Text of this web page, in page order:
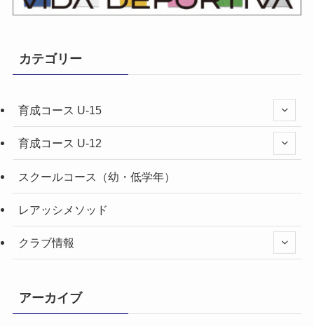
カテゴリー
育成コース U-15
育成コース U-12
スクールコース（幼・低学年）
レアッシメソッド
クラブ情報
アーカイブ